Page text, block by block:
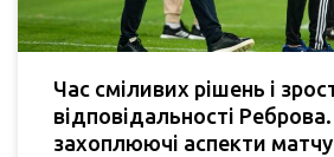
Час сміливих рішень і
відповідальності
захоплюючі аспекти матчу